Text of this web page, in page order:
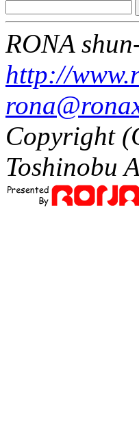
RONA
http://
Copyright
Toshinobu